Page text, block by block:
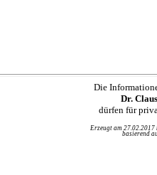
Die
Dr.
dürfen für
Erzeugt am
basierend